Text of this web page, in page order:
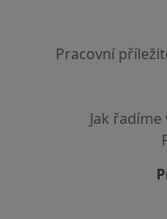
Pracovní
Jak